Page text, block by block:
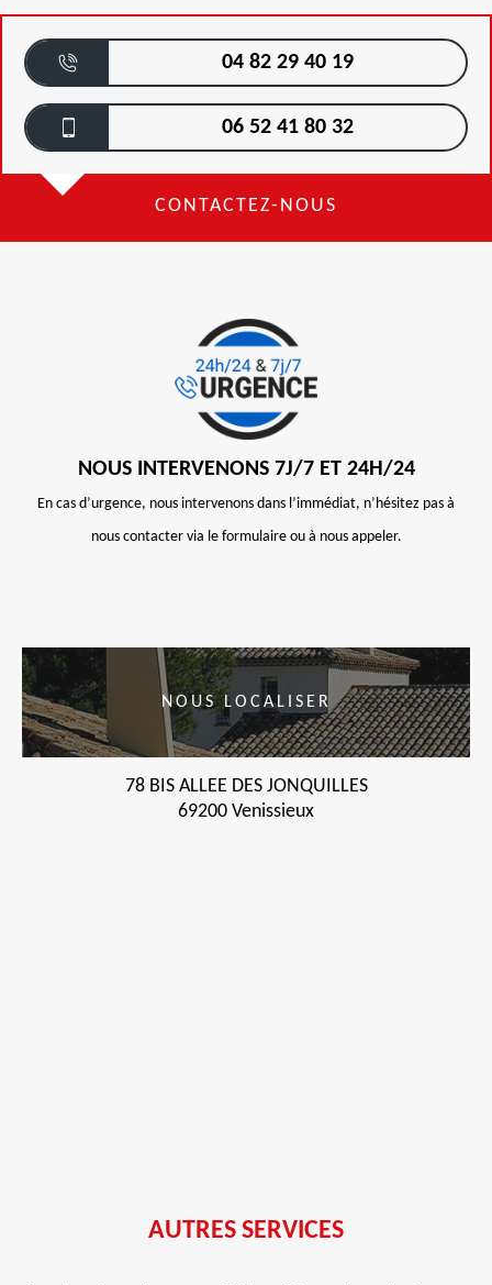
04 82 29 40 19
06 52 41 80 32
CONTACTEZ-NOUS
NOUS INTERVENONS 7J/7 ET 24H/24
En cas d’urgence, nous intervenons dans l’immédiat, n’hésitez pas à
nous contacter via le formulaire ou à nous appeler.
NOUS LOCALISER
78 BIS ALLEE DES JONQUILLES
69200 Venissieux
AUTRES SERVICES